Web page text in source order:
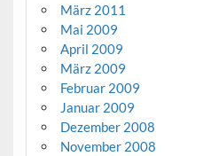
März 2011
Mai 2009
April 2009
März 2009
Februar 2009
Januar 2009
Dezember 2008
November 2008